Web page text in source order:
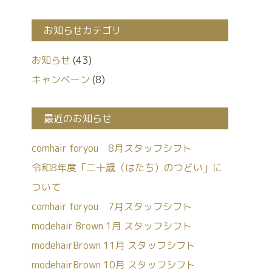
お知らせカテゴリ
お知らせ (43)
キャンペーン (8)
最近のお知らせ
comhair foryou 8月スタッフシフト
令和8年度「二十歳（はたち）のつどい」に
ついて
comhair foryou 7月スタッフシフト
modehair Brown 1月 スタッフシフト
modehairBrown 11月 スタッフシフト
modehairBrown 10月 スタッフシフト